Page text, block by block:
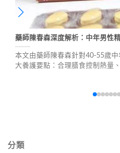
分類
藥師陳春森深度解析：中年男性
本文由藥師陳春森針對40-55歲
大養護要點：合理膳食控制熱量